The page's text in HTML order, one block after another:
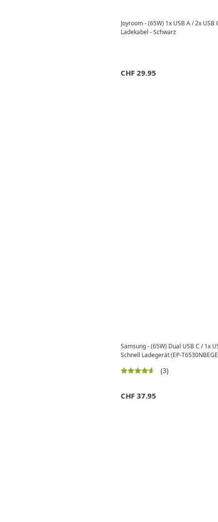
Joyroom - (65W) 1x USB A / 2x
Ladekabel - Schwarz
CHF 29.95
Samsung - (65W) Dual USB C / 1x
Schnell Ladegerät (EP-
(3)
CHF 37.95